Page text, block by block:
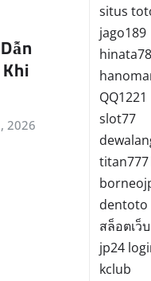
2026
situs
jago189
hinata78
QQ1221
slot77
dentoto
สล็อตเว็
jp24
kclub